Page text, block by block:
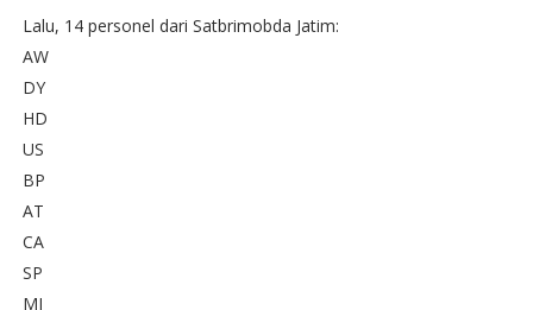
Lalu, 14 personel dari Satbrimobda Jatim:
AW
DY
HD
US
BP
AT
CA
SP
MI